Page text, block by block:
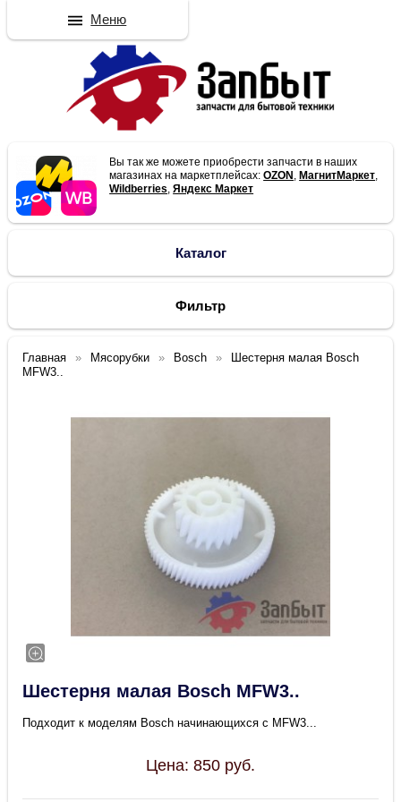
Вы так же можете приобрести запчасти в наших
магазинах на маркетплейсах:OZON , МагнитМаркет,
Wildberries,Яндекс Маркет
Каталог
Фильтр
Главная Мясорубки Bosch
Шестерня малая Bosch
MFW3..
Шестерня малая Bosch MFW3..
Подходит к моделям Bosch начинающихся с MFW3...
Цена: 850 руб.
Меню